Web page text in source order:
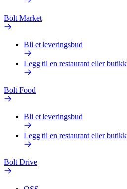
Bolt Market
Bli et leveringsbud
Legg til en restaurant eller butikk
Bolt Food
Bli et leveringsbud
Legg til en restaurant eller butikk
Bolt Drive